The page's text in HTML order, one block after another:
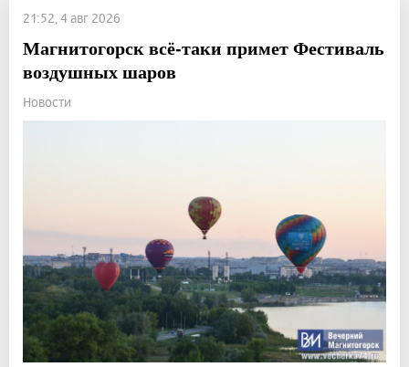
21:52, 4 авг 2026
Магнитогорск всё-таки примет Фестиваль
воздушных шаров
Новости